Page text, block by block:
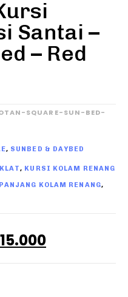
Santai –
– Red
SQUARE-SUN-BED-
, SUNBED & DAYBED
, KURSI KOLAM RENANG
KOLAM RENANG,